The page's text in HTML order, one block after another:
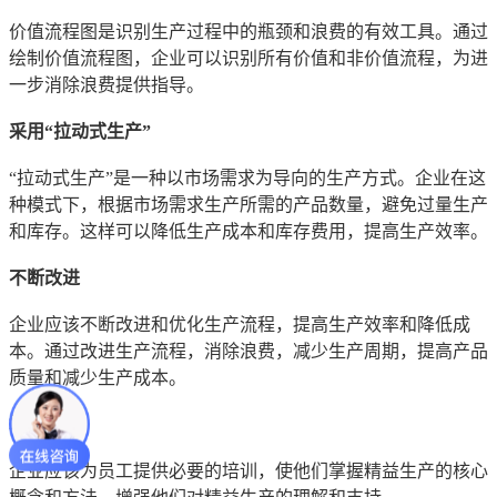
价值流程图是识别生产过程中的瓶颈和浪费的有效工具。通过
绘制价值流程图，企业可以识别所有价值和非价值流程，为进
一步消除浪费提供指导。
采用“拉动式生产”
“拉动式生产”是一种以市场需求为导向的生产方式。企业在这
种模式下，根据市场需求生产所需的产品数量，避免过量生产
和库存。这样可以降低生产成本和库存费用，提高生产效率。
不断改进
企业应该不断改进和优化生产流程，提高生产效率和降低成
本。通过改进生产流程，消除浪费，减少生产周期，提高产品
质量和减少生产成本。
培训员工
企业应该为员工提供必要的培训，使他们掌握精益生产的核心